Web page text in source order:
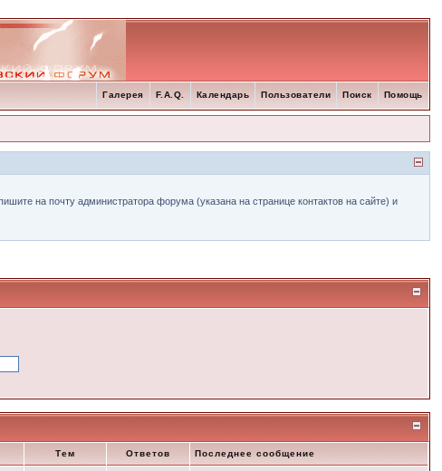
Помощь
Поиск
Пользователи
Календарь
F.A.Q.
Галерея
на почту администратора форума (указана на странице контактов на сайте) и
Тем Ответов Последнее сообщение